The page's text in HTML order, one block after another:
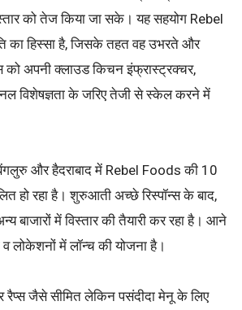
को तेज किया जा सके। यह सहयोग Rebel
का हिस्सा है, जिसके तहत वह उभरते और
को अपनी क्लाउड किचन इंफ्रास्ट्रक्चर,
विशेषज्ञता के जरिए तेजी से स्केल करने में
और हैदराबाद में Rebel Foods की 10
हो रहा है। शुरुआती अच्छे रिस्पॉन्स के बाद,
बाजारों में विस्तार की तैयारी कर रहा है। आने
व लोकेशनों में लॉन्च की योजना है।
रैप्स जैसे सीमित लेकिन पसंदीदा मेनू के लिए